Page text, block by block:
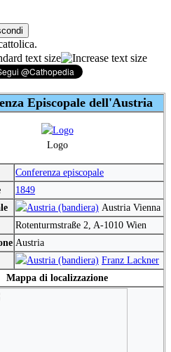
Episcopale dell'Austria
Logo
Conferenza episcopale
1849
Austria Vienna
Rotenturmstraße 2, A-1010 Wien
Austria
Franz Lackner
Mappa di localizzazione